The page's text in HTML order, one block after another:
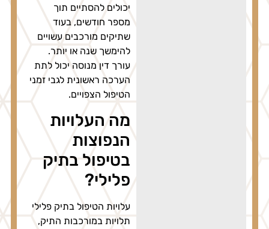
יכולים להסתיים תוך
מספר חודשים, בעוד
שתיקים מורכבים עשויים
להימשך שנה או יותר.
עורך דין מנוסה יכול לתת
הערכה ראשונית לגבי זמני
הטיפול הצפויים.
מה העלויות
הנפוצות
בטיפול בתיק
פלילי?
עלויות הטיפול בתיק פלילי
תלויות במורכבות התיק,